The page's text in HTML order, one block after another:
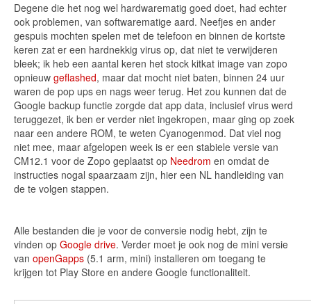
Degene die het nog wel hardwarematig goed doet, had echter
ook problemen, van softwarematige aard. Neefjes en ander
gespuis mochten spelen met de telefoon en binnen de kortste
keren zat er een hardnekkig virus op, dat niet te verwijderen
bleek; ik heb een aantal keren het stock kitkat image van zopo
opnieuw geflashed, maar dat mocht niet baten, binnen 24 uur
waren de pop ups en nags weer terug. Het zou kunnen dat de
Google backup functie zorgde dat app data, inclusief virus werd
teruggezet, ik ben er verder niet ingekropen, maar ging op zoek
naar een andere ROM, te weten Cyanogenmod. Dat viel nog
niet mee, maar afgelopen week is er een stabiele versie van
CM12.1 voor de Zopo geplaatst op Needrom en omdat de
instructies nogal spaarzaam zijn, hier een NL handleiding van
de te volgen stappen.
Alle bestanden die je voor de conversie nodig hebt, zijn te
vinden op Google drive. Verder moet je ook nog de mini versie
van openGapps (5.1 arm, mini) installeren om toegang te
krijgen tot Play Store en andere Google functionaliteit.